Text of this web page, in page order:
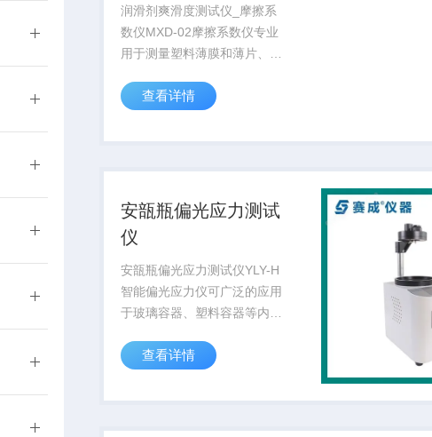
润滑剂爽滑度测试仪_摩擦系
数仪MXD-02摩擦系数仪专业
用于测量塑料薄膜和薄片、橡
物风格、通信电缆光缆用金属
涂层、刹车片、雨刷、鞋材、
查看详情
安瓿瓶偏光应力测试
仪
安瓿瓶偏光应力测试仪YLY-H
智能偏光应力仪可广泛的应用
于玻璃容器、塑料容器等内应
性、定量两种试验模式，利用
以准确的测量出玻璃内应力数
查看详情